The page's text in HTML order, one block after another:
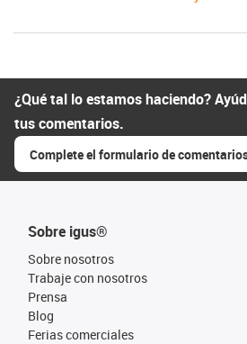
¿Qué tal lo estamos haciendo?
tus comentarios.
Complete el formulario de
Sobre igus®
Sobre nosotros
Trabaje con nosotros
Prensa
Blog
Ferias comerciales